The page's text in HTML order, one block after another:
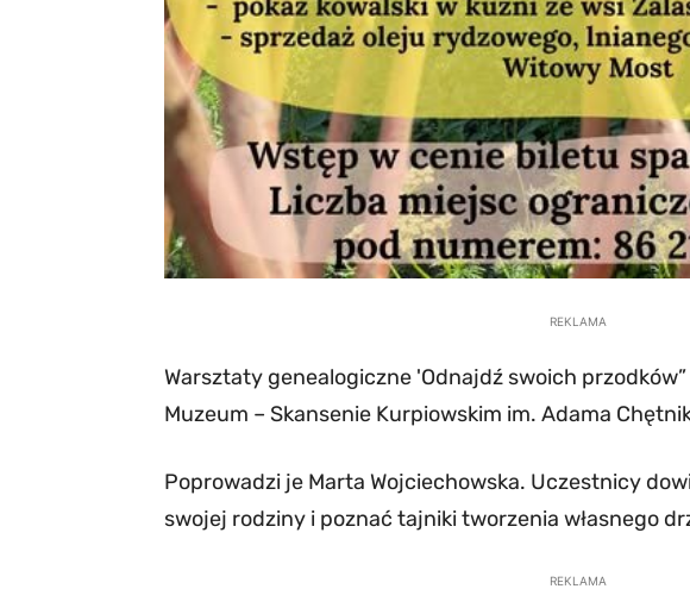
REKLAMA
Warsztaty genealogiczne 'Odnajdź swoich
Muzeum – Skansenie Kurpiowskim im. Adama
Poprowadzi je Marta Wojciechowska. Uczestnicy
swojej rodziny i poznać tajniki tworzenia własnego
REKLAMA